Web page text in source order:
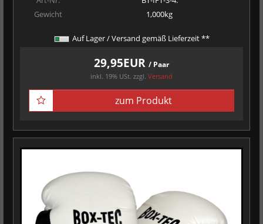
Gewicht
1,000kg
Auf Lager / Versand gemäß Lieferzeit **
29,95EUR / Paar
inkl. 19% USt. zzgl. Versand
zum Produkt